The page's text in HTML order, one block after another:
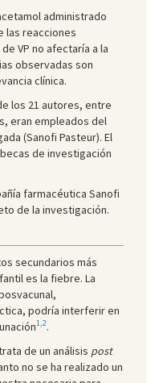
administrado
las reacciones
VP no afectaría a la
observadas son
clínica.
los 21 autores, entre
eran empleados del
(Sanofi Pasteur). El
de investigación
farmacéutica Sanofi
de la investigación.
secundarios más
es la fiebre. La
podría interferir en
1,2.
de un análisis post
no se ha realizado un